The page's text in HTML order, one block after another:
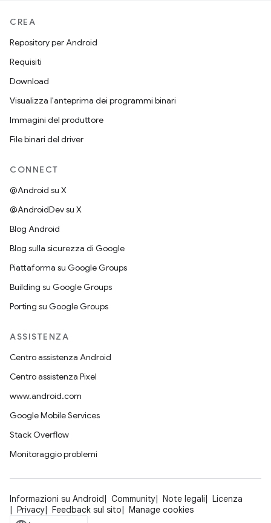
CREA
Repository per Android
Requisiti
Download
Visualizza l'anteprima dei programmi binari
Immagini del produttore
File binari del driver
CONNECT
@Android su X
@AndroidDev su X
Blog Android
Blog sulla sicurezza di Google
Piattaforma su Google Groups
Building su Google Groups
Porting su Google Groups
ASSISTENZA
Centro assistenza Android
Centro assistenza Pixel
www.android.com
Google Mobile Services
Stack Overflow
Monitoraggio problemi
Informazioni su Android Community Note legali
Licenza
Privacy
Feedback sul sito Manage cookies